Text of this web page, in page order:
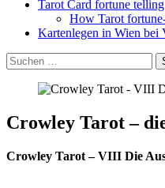
Tarot Card fortune telling
How Tarot
Kartenlegen in Wien bei
Suchen
Suchen
nach:
Crowley Tarot –
Crowley Tarot – VIII Die